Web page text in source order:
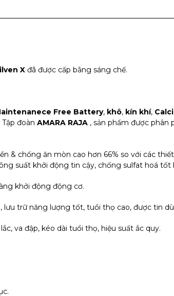
X đã được cấp bằng sáng chế.
Free Battery, khô, kín khí,
đoàn AMARA RAJA , sản phẩm được phân
& chống ăn mòn cao hơn 66% so với các
suất khởi động tin cậy, chống sulfat hoá tốt
khởi động động cơ.
trữ năng lượng tốt, tuổi thọ cao, được tin
va đập, kéo dài tuổi thọ, hiệu suất ắc quy.